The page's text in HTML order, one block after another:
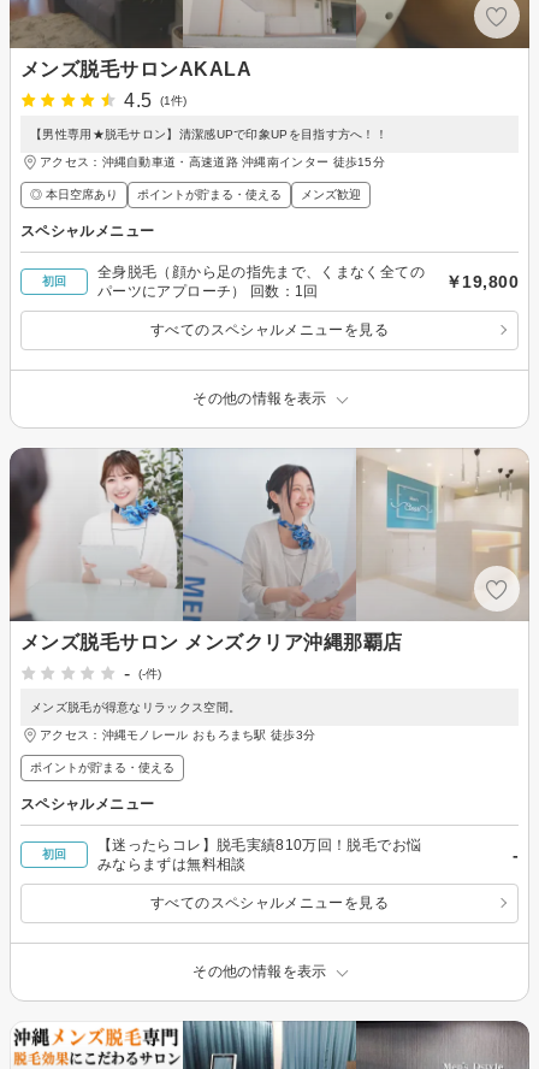
メンズ脱毛サロンAKALA
4.5
(1件)
【男性専用★脱毛サロン】清潔感UPで印象UPを目指す方へ！！
アクセス：沖縄自動車道・高速道路 沖縄南インター 徒歩15分
◎ 本日空席あり ポイントが貯まる・使える メンズ歓迎
スペシャルメニュー
初回
全身脱毛（顔から足の指先まで、くまなく全ての
パーツにアプローチ） 回数：1回
￥19,800
すべてのスペシャルメニューを見る
その他の情報を表示
メンズ脱毛サロン メンズクリア沖縄那覇店
-
(-件)
メンズ脱毛が得意なリラックス空間。
アクセス：沖縄モノレール おもろまち駅 徒歩3分
ポイントが貯まる・使える
スペシャルメニュー
初回
【迷ったらコレ】脱毛実績810万回！脱毛でお悩
みならまずは無料相談
-
すべてのスペシャルメニューを見る
その他の情報を表示